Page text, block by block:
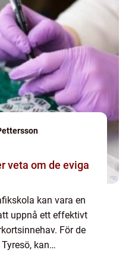
kan vara en
uppnå ett effektivt
För de
kan